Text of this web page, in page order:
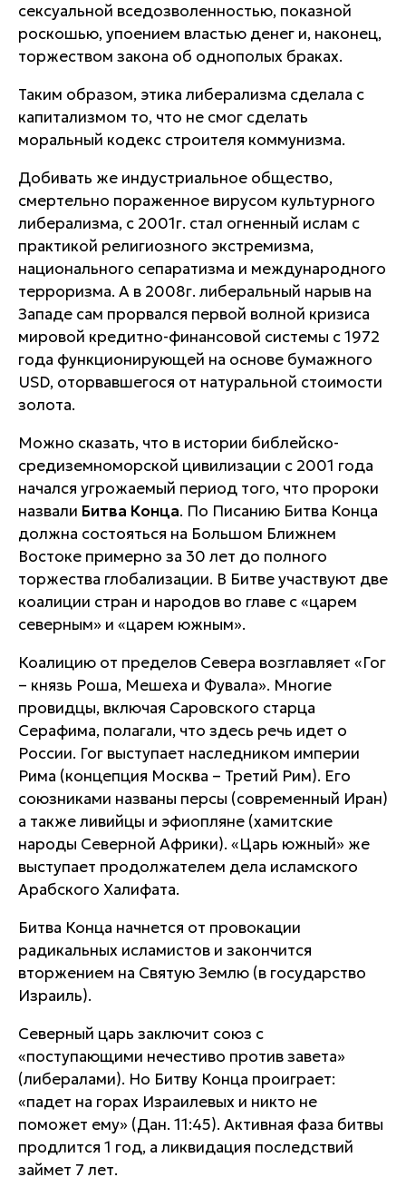
сексуальной вседозволенностью, показной
роскошью, упоением властью денег и, наконец,
торжеством закона об однополых браках.
Таким образом, этика либерализма сделала с
капитализмом то, что не смог сделать
моральный кодекс строителя коммунизма.
Добивать же индустриальное общество,
смертельно пораженное вирусом культурного
либерализма, с 2001г. стал огненный ислам с
практикой религиозного экстремизма,
национального сепаратизма и международного
терроризма. А в 2008г. либеральный нарыв на
Западе сам прорвался первой волной кризиса
мировой кредитно-финансовой системы с 1972
года функционирующей на основе бумажного
USD, оторвавшегося от натуральной стоимости
золота.
Можно сказать, что в истории библейско-
средиземноморской цивилизации с 2001 года
начался угрожаемый период того, что пророки
назвали Битва Конца. По Писанию Битва Конца
должна состояться на Большом Ближнем
Востоке примерно за 30 лет до полного
торжества глобализации. В Битве участвуют две
коалиции стран и народов во главе с «царем
северным» и «царем южным».
Коалицию от пределов Севера возглавляет «Гог
– князь Роша, Мешеха и Фувала». Многие
провидцы, включая Саровского старца
Серафима, полагали, что здесь речь идет о
России. Гог выступает наследником империи
Рима (концепция Москва – Третий Рим). Его
союзниками названы персы (современный Иран)
а также ливийцы и эфиопляне (хамитские
народы Северной Африки). «Царь южный» же
выступает продолжателем дела исламского
Арабского Халифата.
Битва Конца начнется от провокации
радикальных исламистов и закончится
вторжением на Святую Землю (в государство
Израиль).
Северный царь заключит союз с
«поступающими нечестиво против завета»
(либералами). Но Битву Конца проиграет:
«падет на горах Израилевых и никто не
поможет ему» (Дан. 11:45). Активная фаза битвы
продлится 1 год, а ликвидация последствий
займет 7 лет.